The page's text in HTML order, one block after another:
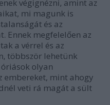
végignézni, amint az
mi magunk is
és az
Ennek megfelelően az
a vérrel és az
többször lehetünk
olyan
embereket, mint ahogy
veti rá magát a sült